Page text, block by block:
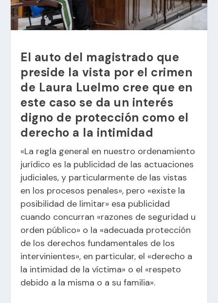
El auto del magistrado que
preside la vista por el crimen
de Laura Luelmo cree que en
este caso se da un interés
digno de protección como el
derecho a la intimidad
«La regla general en nuestro ordenamiento
jurídico es la publicidad de las actuaciones
judiciales, y particularmente de las vistas
en los procesos penales», pero «existe la
posibilidad de limitar» esa publicidad
cuando concurran «razones de seguridad u
orden público» o la «adecuada protección
de los derechos fundamentales de los
intervinientes», en particular, el «derecho a
la intimidad de la víctima» o el «respeto
debido a la misma o a su familia».